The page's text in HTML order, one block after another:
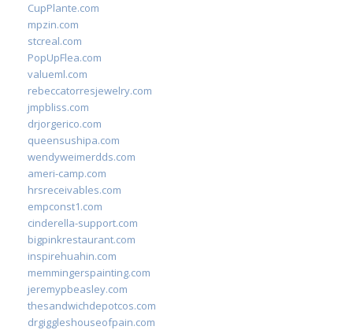
CupPlante.com
mpzin.com
stcreal.com
PopUpFlea.com
valueml.com
rebeccatorresjewelry.com
jmpbliss.com
drjorgerico.com
queensushipa.com
wendyweimerdds.com
ameri-camp.com
hrsreceivables.com
empconst1.com
cinderella-support.com
bigpinkrestaurant.com
inspirehuahin.com
memmingerspainting.com
jeremypbeasley.com
thesandwichdepotcos.com
drgiggleshouseofpain.com